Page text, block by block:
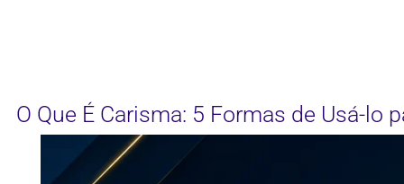
O Que É Carisma: 5 Formas de Usá-lo